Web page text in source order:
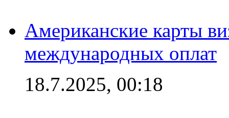
Американские карты
международных оплат
18.7.2025, 00:18